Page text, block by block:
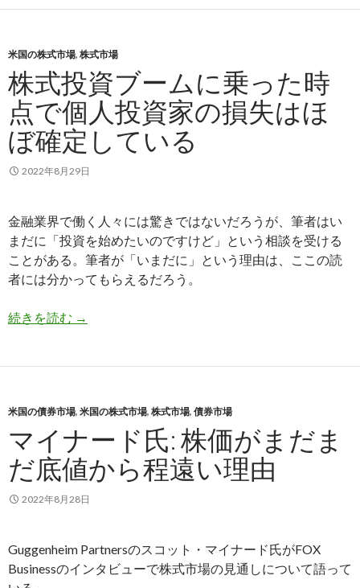
米国の株式市場, 株式市場
株式投資ブームに乗った時
点で個人投資家の損失はほ
ぼ確定している
2022年8月29日
金融業界で働く人々には驚きではないだろうが、筆者はい
まだに「投資を始めたいのですけど」という相談を受ける
ことがある。筆者が「いまだに」という理由は、ここの読
者には分かってもらえるだろう。
続きを読む 株式投資ブームに乗った時点で個人投資家の損
→
米国の債券市場, 米国の株式市場, 株式市場, 債券市場
マイナード氏: 株価がまだま
だ底値から程遠い理由
2022年8月28日
Guggenheim Partnersのスコット・マイナード氏がFOX
Businessのインタビューで株式市場の見通しについて語って